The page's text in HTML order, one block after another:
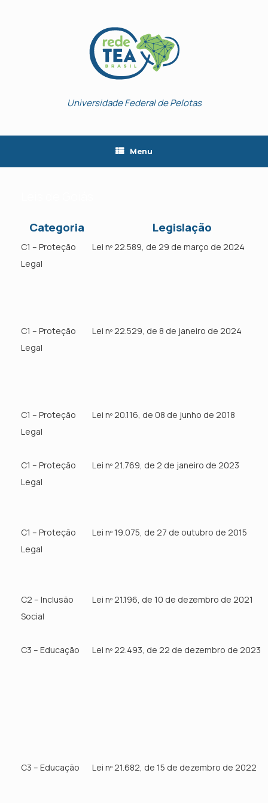
Universidade Federal de Pelotas
Menu
Categoria Legislação
C1 – Proteção
Legal
Lei nº 22.589, de 29 de março de 2024
C1 – Proteção
Legal
Lei nº 22.529, de 8 de janeiro de 2024
C1 – Proteção
Legal
Lei nº 20.116, de 08 de junho de 2018
C1 – Proteção
Legal
Lei nº 21.769, de 2 de janeiro de 2023
C1 – Proteção
Legal
Lei nº 19.075, de 27 de outubro de 2015
C2 – Inclusão
Social
Lei nº 21.196, de 10 de dezembro de 2021
C3 – Educação Lei nº 22.493, de 22 de dezembro de 2023
C3 – Educação Lei nº 21.682, de 15 de dezembro de 2022